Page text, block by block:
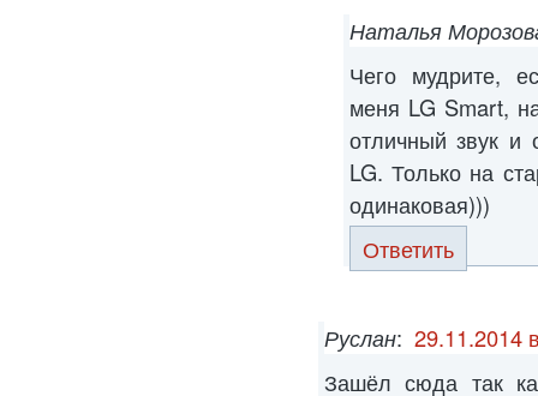
Наталья
Чего мудрите,
меня LG Smart,
отличный звук и
LG. Только на
одинаковая)))
Ответить
Руслан: 29.11.2014
Зашёл сюда так